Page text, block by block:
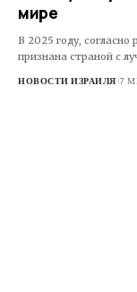
мире
В 2025 году,
признана страной с
НОВОСТИ ИЗРАИЛЯ 7